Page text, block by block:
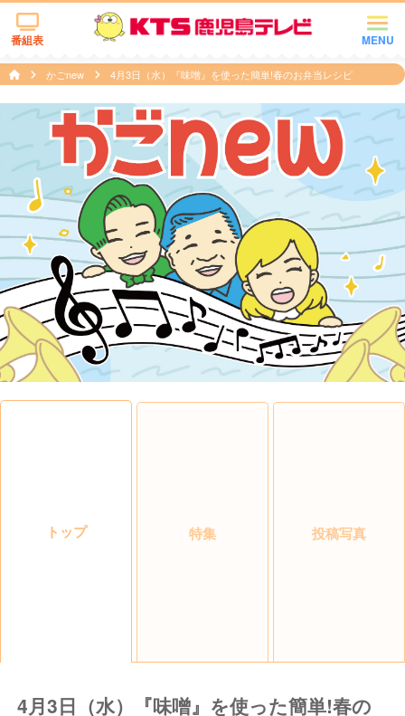
MENU
番組表
かごnew 4月3日（水）『味噌』を使った簡単!春のお弁当レシピ
トップ 特集 投稿写真
4月3日（水）『味噌』を使った簡単!春の